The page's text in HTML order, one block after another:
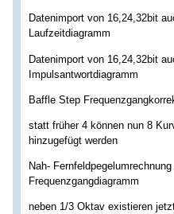
Datenimport von 16,24,32bit
Laufzeitdiagramm
Datenimport von 16,24,32bit
Impulsantwortdiagramm
Baffle Step
statt früher 4 können nun 8
hinzugefügt werden
Nah-
Frequenzgangdiagramm
neben 1/3 Oktav existieren